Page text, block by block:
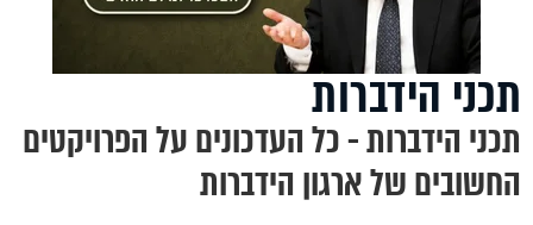
תכני הידברות
תכני הידברות - כל העדכונים על הפרויקטים
החשובים של ארגון הידברות